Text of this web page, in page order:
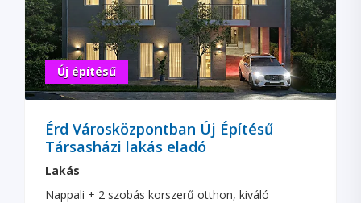
Új építésű
Érd Városközpontban Új Építésű
Társasházi lakás eladó
Lakás
Nappali + 2 szobás korszerű otthon, kiváló